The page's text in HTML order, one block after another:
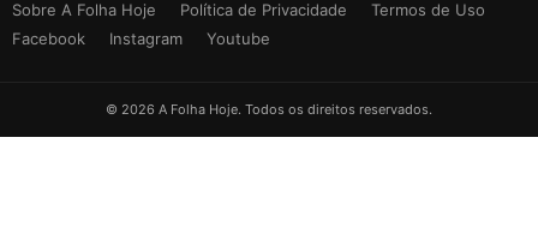
Sobre A Folha Hoje
Política de Privacidade
Termos de Uso
Facebook
Instagram Youtube
© 2026 A Folha Hoje. Todos os direitos reservados.